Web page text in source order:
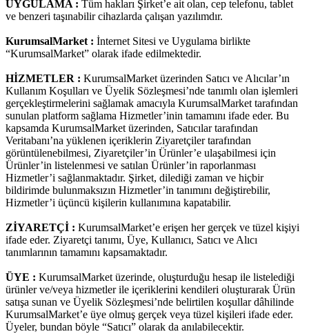
UYGULAMA : Tüm hakları Şirket’e ait olan, cep telefonu, tablet
ve benzeri taşınabilir cihazlarda çalışan yazılımdır.
KurumsalMarket : İnternet Sitesi ve Uygulama birlikte
“KurumsalMarket” olarak ifade edilmektedir.
HİZMETLER : KurumsalMarket üzerinden Satıcı ve Alıcılar’ın
Kullanım Koşulları ve Üyelik Sözleşmesi’nde tanımlı olan işlemleri
gerçekleştirmelerini sağlamak amacıyla KurumsalMarket tarafından
sunulan platform sağlama Hizmetler’inin tamamını ifade eder. Bu
kapsamda KurumsalMarket üzerinden, Satıcılar tarafından
Veritabanı’na yüklenen içeriklerin Ziyaretçiler tarafından
görüntülenebilmesi, Ziyaretçiler’in Ürünler’e ulaşabilmesi için
Ürünler’in listelenmesi ve satılan Ürünler’in raporlanması
Hizmetler’i sağlanmaktadır. Şirket, dilediği zaman ve hiçbir
bildirimde bulunmaksızın Hizmetler’in tanımını değiştirebilir,
Hizmetler’i üçüncü kişilerin kullanımına kapatabilir.
ZİYARETÇİ : KurumsalMarket’e erişen her gerçek ve tüzel kişiyi
ifade eder. Ziyaretçi tanımı, Üye, Kullanıcı, Satıcı ve Alıcı
tanımlarının tamamını kapsamaktadır.
ÜYE : KurumsalMarket üzerinde, oluşturduğu hesap ile listelediği
ürünler ve/veya hizmetler ile içeriklerini kendileri oluşturarak Ürün
satışa sunan ve Üyelik Sözleşmesi’nde belirtilen koşullar dâhilinde
KurumsalMarket’e üye olmuş gerçek veya tüzel kişileri ifade eder.
Üyeler, bundan böyle “Satıcı” olarak da anılabilecektir.